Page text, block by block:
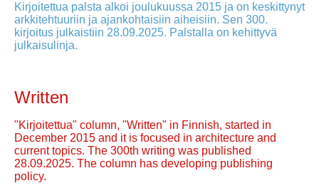
Kirjoitettua palsta alkoi joulukuussa 2015 ja on keskittynyt
arkkitehtuuriin ja ajankohtaisiin aiheisiin. Sen 300.
kirjoitus julkaistiin 28.09.2025. Palstalla on kehittyvä
julkaisulinja.
Written
"Kirjoitettua" column, "Written" in Finnish, started in
December 2015 and it is focused in architecture and
current topics. The 300th writing was published
28.09.2025. The column has developing publishing
policy.